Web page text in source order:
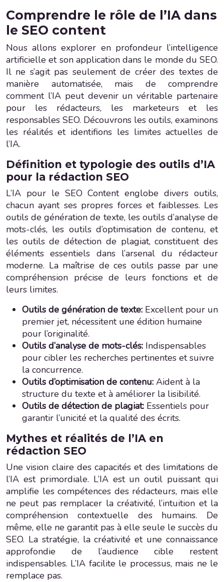
Comprendre le rôle de l’IA dans
le SEO content
Nous allons explorer en profondeur l’intelligence
artificielle et son application dans le monde du SEO.
Il ne s’agit pas seulement de créer des textes de
manière automatisée, mais de comprendre
comment l’IA peut devenir un véritable partenaire
pour les rédacteurs, les marketeurs et les
responsables SEO. Découvrons les outils, examinons
les réalités et identifions les limites actuelles de
l’IA.
Définition et typologie des outils d’IA
pour la rédaction SEO
L’IA pour le SEO Content englobe divers outils,
chacun ayant ses propres forces et faiblesses. Les
outils de génération de texte, les outils d’analyse de
mots-clés, les outils d’optimisation de contenu, et
les outils de détection de plagiat, constituent des
éléments essentiels dans l’arsenal du rédacteur
moderne. La maîtrise de ces outils passe par une
compréhension précise de leurs fonctions et de
leurs limites.
Outils de génération de texte: Excellent pour un
premier jet, nécessitent une édition humaine
pour l’originalité.
Outils d’analyse de mots-clés: Indispensables
pour cibler les recherches pertinentes et suivre
la concurrence.
Outils d’optimisation de contenu: Aident à la
structure du texte et à améliorer la lisibilité.
Outils de détection de plagiat: Essentiels pour
garantir l’unicité et la qualité des écrits.
Mythes et réalités de l’IA en
rédaction SEO
Une vision claire des capacités et des limitations de
l’IA est primordiale. L’IA est un outil puissant qui
amplifie les compétences des rédacteurs, mais elle
ne peut pas remplacer la créativité, l’intuition et la
compréhension contextuelle des humains. De
même, elle ne garantit pas à elle seule le succès du
SEO. La stratégie, la créativité et une connaissance
approfondie de l’audience cible restent
indispensables. L’IA facilite le processus, mais ne le
remplace pas.